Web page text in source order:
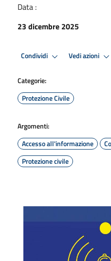
Data :
23 dicembre 2025
Condividi Vedi azioni
Categorie:
Protezione Civile
Argomenti:
Accesso all'informazione
Protezione civile